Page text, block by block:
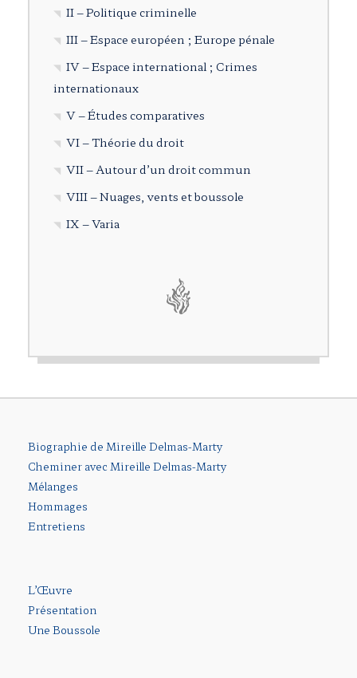
II – Politique criminelle
III – Espace européen ; Europe pénale
IV – Espace international ; Crimes
internationaux
V – Études comparatives
VI – Théorie du droit
VII – Autour d’un droit commun
VIII – Nuages, vents et boussole
IX – Varia
Biographie de Mireille Delmas-Marty
Cheminer avec Mireille Delmas-Marty
Mélanges
Hommages
Entretiens
L’Œuvre
Présentation
Une Boussole